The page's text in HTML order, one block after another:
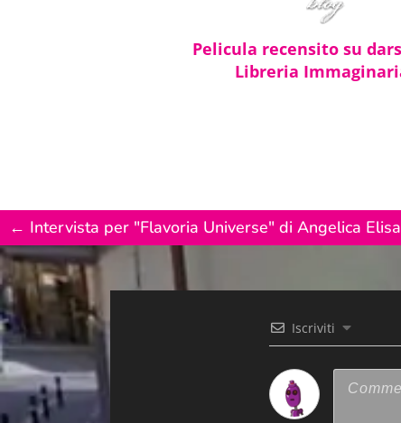
Pelicula recensito su
Libreria
← Intervista per "Flavoria Universe" di Angelica
Iscriviti